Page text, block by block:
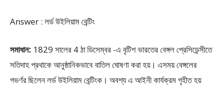
Answer : লর্ড উইলিয়াম বেন্টিং
সমাধান: 1829 সালের 4 ঠা ডিসেম্বর -এ বৃটিশ ভারতের বেঙ্গল প্রেসিডেন্সীতে
সতিদাহ প্রথাকে আনুষ্ঠানিকভাবে বাতিল ঘোষণা করা হয়। এসময় বেঙ্গলের
গভর্ণর ছিলেন লর্ড উইলিয়াম বেন্টিংক। অবশ্য এ আইনী কার্যক্রম গৃহীত হয়